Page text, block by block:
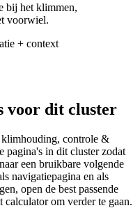
bij het klimmen,
voorwiel.
+ context
voor dit cluster
controle &
pagina's in dit cluster zodat
een bruikbare volgende
navigatiepagina en als
open de best passende
om verder te gaan.